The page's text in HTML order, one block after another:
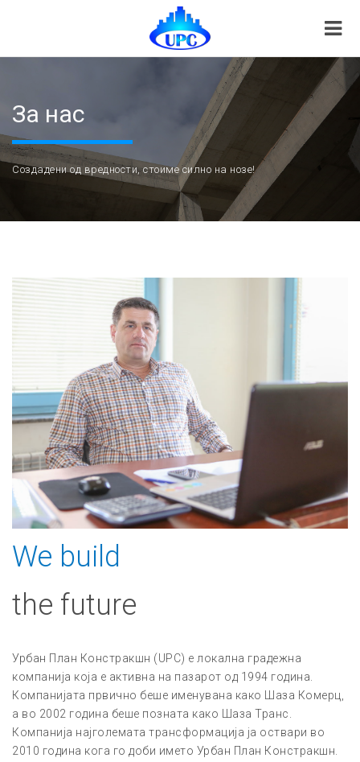
За нас
Создадени од вредности, стоиме силно на нозе!
We build
the future
Урбан План Констракшн (UPC) е локална градежна
компанија која е активна на пазарот од 1994 година.
Компанијата првично беше именувана како Шаза Комерц,
а во 2002 година беше позната како Шаза Транс.
Компанија најголемата трансформација ја оствари во
2010 година кога го доби името Урбан План Констракшн.